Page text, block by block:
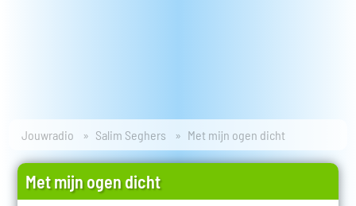
Jouwradio Salim Seghers Met mijn ogen dicht
Met mijn ogen dicht